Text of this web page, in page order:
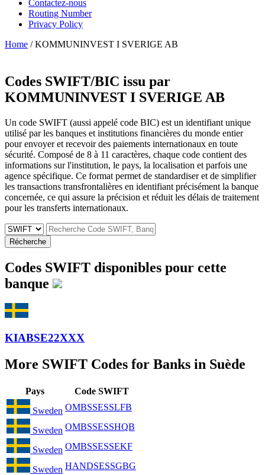
Contactez-nous
Routing Number
Privacy Policy
Home / KOMMUNINVEST I SVERIGE AB
Codes SWIFT/BIC issu par
KOMMUNINVEST I SVERIGE AB
Un code SWIFT (aussi appelé code BIC) est un identifiant unique
utilisé par les banques et institutions financières du monde entier
pour envoyer et recevoir des paiements internationaux en toute
sécurité. Composé de 8 à 11 caractères, chaque code contient des
informations sur l'institution, le pays, la localisation et parfois une
agence spécifique. Ce format permet de standardiser et de simplifier
les transactions transfrontalières en identifiant précisément la banque
concernée, ce qui assure la précision et réduit les délais de traitement
pour les transferts internationaux.
Récherche
Codes SWIFT disponibles pour cette
banque
KIABSE22XXX
More SWIFT Codes for Banks in Suède
Pays
Code SWIFT
Sweden OMBSSESSLFB
Sweden OMBSSESSHQB
Sweden OMBSSESSEKF
Sweden HANDSESSGBG